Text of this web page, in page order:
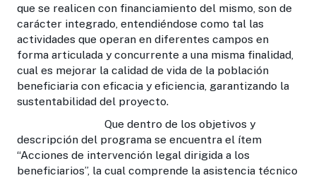
que se realicen con financiamiento del mismo, son de
carácter integrado, entendiéndose como tal las
actividades que operan en diferentes campos en
forma articulada y concurrente a una misma finalidad,
cual es mejorar la calidad de vida de la población
beneficiaria con eficacia y eficiencia, garantizando la
sustentabilidad del proyecto.
Que dentro de los objetivos y
descripción del programa se encuentra el ítem
“Acciones de intervención legal dirigida a los
beneficiarios”, la cual comprende la asistencia técnico